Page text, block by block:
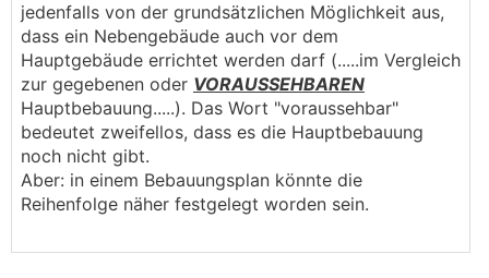
jedenfalls von der grundsätzlichen Möglichkeit aus,
dass ein Nebengebäude auch vor dem
Hauptgebäude errichtet werden darf (.....im Vergleich
zur gegebenen oder VORAUSSEHBAREN
Hauptbebauung.....). Das Wort "voraussehbar"
bedeutet zweifellos, dass es die Hauptbebauung
noch nicht gibt.
Aber: in einem Bebauungsplan könnte die
Reihenfolge näher festgelegt worden sein.